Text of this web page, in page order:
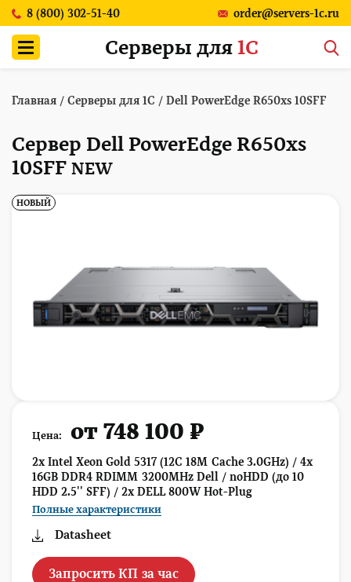
8 (800) 302-51-40 order@servers-1c.ru
Серверы для 1С
Главная / Серверы для 1С / Dell PowerEdge R650xs 10SFF
Сервер Dell PowerEdge R650xs
10SFF NEW
НОВЫЙ
Цена: от 748 100 ₽
2x Intel Xeon Gold 5317 (12C 18M Cache 3.0GHz) / 4x
16GB DDR4 RDIMM 3200MHz Dell / noHDD (до 10
HDD 2.5'' SFF) / 2x DELL 800W Hot-Plug
Полные характеристики
Datasheet
Запросить КП за час